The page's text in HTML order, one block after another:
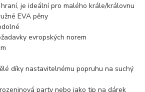
je ideální pro malého krále/královnu
EVA pěny
evropských norem
díky nastavitelnému popruhu na suchý
party nebo jako tip na dárek